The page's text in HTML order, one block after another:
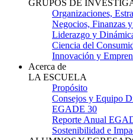
GRUPOS DE
Organizaciones,
Negocios, Finanzas
Liderazgo y
Ciencia del
Innovación y
Acerca de
LA ESCUELA
Propósito
Consejos y Equipo
EGADE 30
Reporte Anual
Sostenibilidad e